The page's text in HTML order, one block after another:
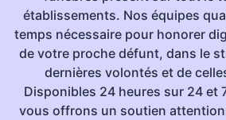
établissements. Nos équipes
temps nécessaire pour honorer
de votre proche défunt, dans le
dernières volontés et de
Disponibles 24 heures sur 24 et
vous offrons un soutien